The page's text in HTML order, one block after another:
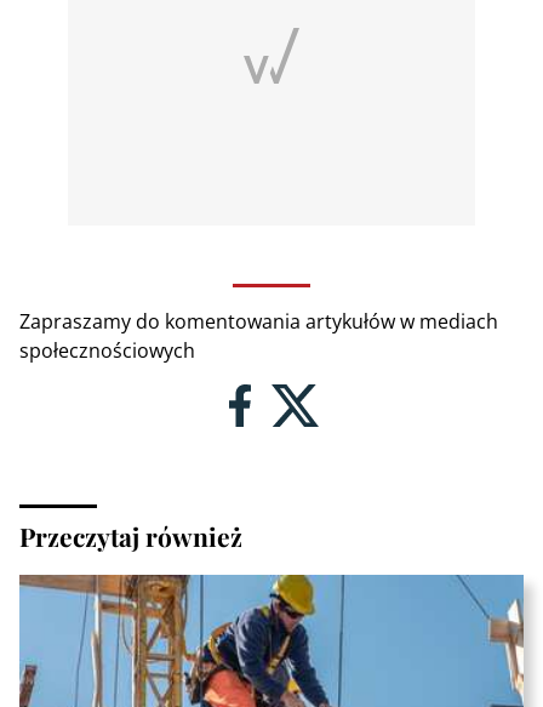
Zapraszamy do komentowania artykułów w mediach
społecznościowych
Przeczytaj również